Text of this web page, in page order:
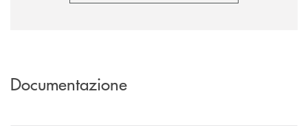
Documentazione